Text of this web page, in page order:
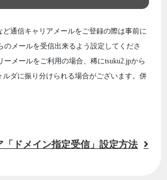
通信キャリアメールをご登録の際は事前に
のメールを受信出来るよう設定してくださ
ーメールをご利用の場合、稀にtsuku2.jpから
ダに振り分けられる場合がございます。併
「ドメイン指定受信」設定方法